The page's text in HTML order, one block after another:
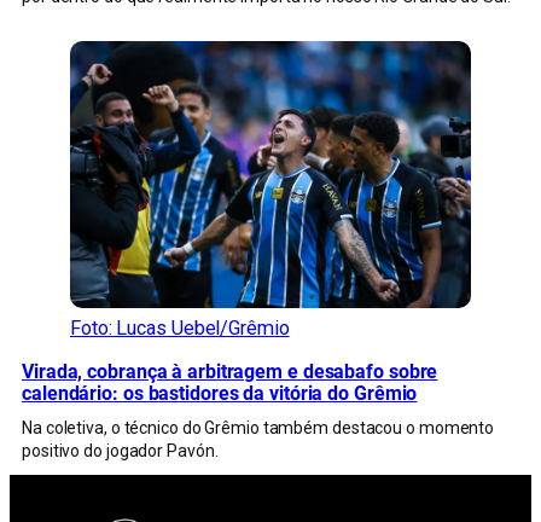
Foto: Lucas Uebel/Grêmio
Virada, cobrança à arbitragem e desabafo sobre
calendário: os bastidores da vitória do Grêmio
Na coletiva, o técnico do Grêmio também destacou o momento
positivo do jogador Pavón.